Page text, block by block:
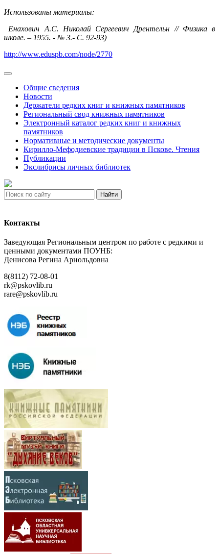
Использованы материалы:
Енахович А.С. Николай Сергеевич Дрентельн // Физика в
школе. – 1955. - № 3.- С. 92-93)
http://www.eduspb.com/node/2770
Общие сведения
Новости
Держатели редких книг и книжных памятников
Региональный свод книжных памятников
Электронный каталог редких книг и книжных
памятников
Нормативные и методические документы
Кирилло-Мефодиевские традиции в Пскове. Чтения
Публикации
Экслибрисы личных библиотек
Найти
Контакты
Заведующая Региональным центром по работе с редкими и
ценными документами ПОУНБ:
Денисова Регина Арнольдовна
8(8112) 72-08-01
rk@pskovlib.ru
rare@pskovlib.ru